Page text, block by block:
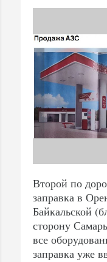
Второй по
заправка в
Байкальской
сторону
все
заправка уже